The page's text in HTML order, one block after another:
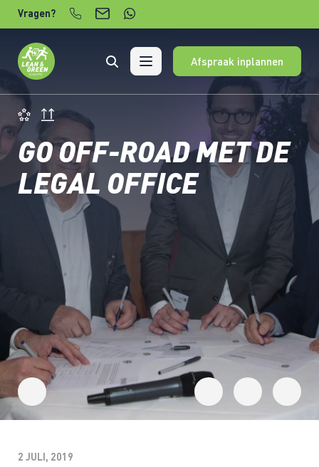
Verder naar content
Vragen?
Afspraak inplannen
GO OFF-ROAD MET DE
LEGAL OFFICE
2 JULI, 2019